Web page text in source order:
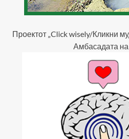
Проектот „Click wisely/Кликни
Амбасадата